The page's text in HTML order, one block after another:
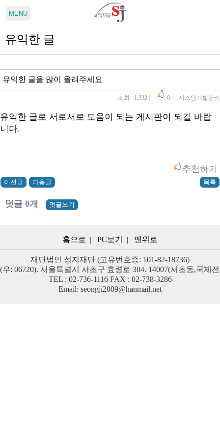
유익한 글
유익한 글을 많이 올려주세요
조회 : 1,332 0 시스템개발관리
유익한 글로 서로서로 도움이 되는 게시판이 되길 바랍
니다.
추천하기
덧글 0개
홈으로 | PC보기 | 맨위로
재단법인 성지재단 (고유번호증: 101-82-18736)
(우: 06720). 서울특별시 서초구 효령로 304. 14007(서초동,국제
TEL : 02-736-1116 FAX : 02-738-3286
Email: seongji2009@hanmail.net